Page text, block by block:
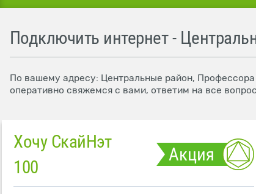
Подключить интернет -
По вашему адресу: Центральные район,
оперативно свяжемся с вами, ответим на все
Хочу СкайНэт
100
Акция